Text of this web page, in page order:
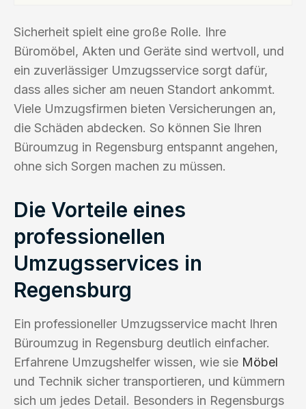
Sicherheit spielt eine große Rolle. Ihre
Büromöbel, Akten und Geräte sind wertvoll, und
ein zuverlässiger Umzugsservice sorgt dafür,
dass alles sicher am neuen Standort ankommt.
Viele Umzugsfirmen bieten Versicherungen an,
die Schäden abdecken. So können Sie Ihren
Büroumzug in Regensburg entspannt angehen,
ohne sich Sorgen machen zu müssen.
Die Vorteile eines
professionellen
Umzugsservices in
Regensburg
Ein professioneller Umzugsservice macht Ihren
Büroumzug in Regensburg deutlich einfacher.
Erfahrene Umzugshelfer wissen, wie sie Möbel
und Technik sicher transportieren, und kümmern
sich um jedes Detail. Besonders in Regensburgs